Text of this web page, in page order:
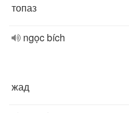
топаз
ngọc bích
жад